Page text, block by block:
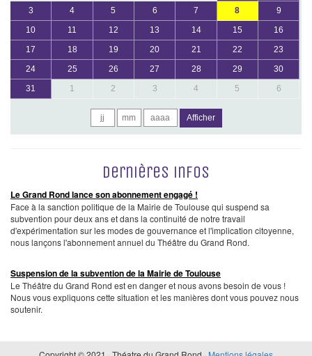
3
4 5 6 7 8
9
10
11 12 13 14 15
16
17
18 19 20 21 22
23
24
25 26 27 28 29
30
31
1 2 3 4 5 6
Afficher
Dernières infos
Le Grand Rond lance son abonnement engagé !
Face à la sanction politique de la Mairie de Toulouse qui suspend sa
subvention pour deux ans et dans la continuité de notre travail
d'expérimentation sur les modes de gouvernance et l'implication citoyenne,
nous lançons l'abonnement annuel du Théâtre du Grand Rond.
Suspension de la subvention de la Mairie de Toulouse
Le Théâtre du Grand Rond est en danger et nous avons besoin de vous !
Nous vous expliquons cette situation et les manières dont vous pouvez nous
soutenir.